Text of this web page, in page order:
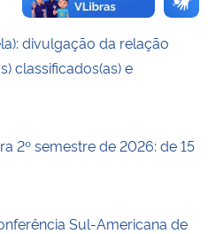
divulgação da relação
classificados(as) e
2º semestre de 2026: de 15
Sul-Americana de